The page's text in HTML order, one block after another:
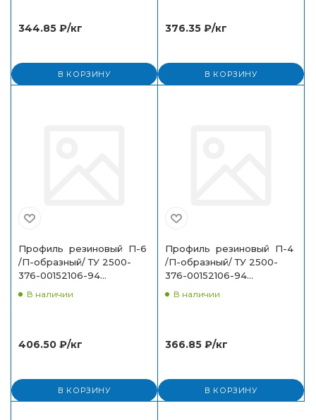
344.85 ₽/кг
В КОРЗИНУ
376.35 ₽/кг
В КОРЗИНУ
Профиль резиновый П-6
/П-образный/ ТУ 2500-
376-00152106-94
В наличии
406.50 ₽/кг
В КОРЗИНУ
Профиль резиновый П-4
/П-образный/ ТУ 2500-
376-00152106-94
В наличии
366.85 ₽/кг
В КОРЗИНУ